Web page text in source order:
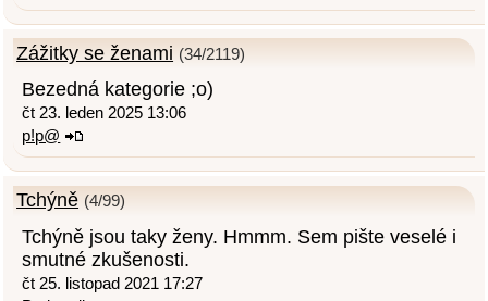
Zážitky se ženami (34/2119)
Bezedná kategorie ;o)
čt 23. leden 2025 13:06
p!p@
Tchýně (4/99)
Tchýně jsou taky ženy. Hmmm. Sem pište veselé i
smutné zkušenosti.
čt 25. listopad 2021 17:27